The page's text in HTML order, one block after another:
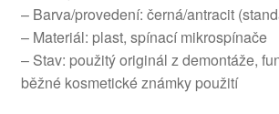
– Barva/provedení: černá/antracit
– Materiál: plast, spínací mikrospínače
– Stav: použitý originál z demontáže,
běžné kosmetické známky použití